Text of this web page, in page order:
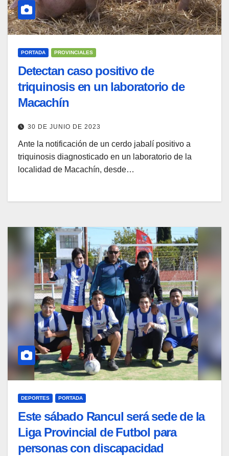
PORTADA PROVINCIALES
Detectan caso positivo de
triquinosis en un laboratorio de
Macachín
30 DE JUNIO DE 2023
Ante la notificación de un cerdo jabalí positivo a
triquinosis diagnosticado en un laboratorio de la
localidad de Macachín, desde…
DEPORTES PORTADA
Este sábado Rancul será sede de la
Liga Provincial de Futbol para
personas con discapacidad